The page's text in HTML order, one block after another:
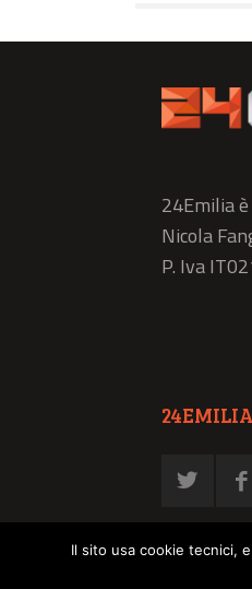
24Emilia
Nicola
P. Iva
24EMILIA
Il sito usa cookie tecnici,